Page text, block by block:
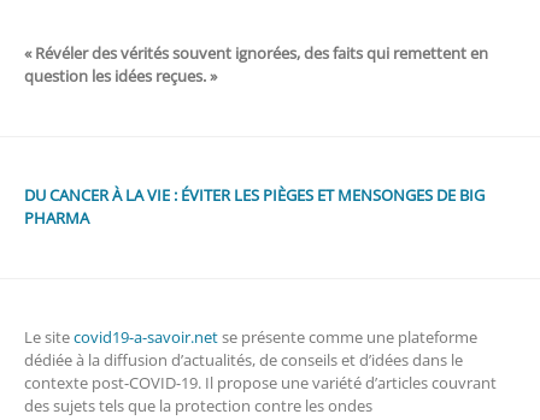
« Révéler des vérités souvent ignorées, des faits qui remettent en
question les idées reçues. »
DU CANCER À LA VIE : ÉVITER LES PIÈGES ET MENSONGES DE BIG
PHARMA
Le sitecovid19-a-savoir.netse présente comme une plateforme
dédiée à la diffusion d’actualités, de conseils et d’idées dans le
contexte post-COVID-19. Il propose une variété d’articles couvrant
des sujets tels que la protection contre les ondes